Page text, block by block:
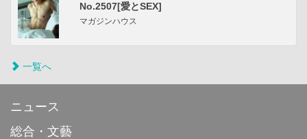
No.2507[愛とSEX]
マガジンハウス
一覧へ
ニュース
総合・文藝